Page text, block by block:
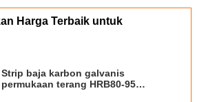
Harga Terbaik untuk
Strip baja karbon galvanis
permukaan terang HRB80-95